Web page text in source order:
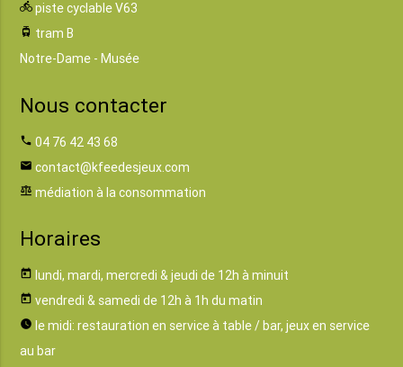
directions_bike piste cyclable V63
tram tram B
Notre-Dame - Musée
Nous contacter
phone 04 76 42 43 68
email contact@kfeedesjeux.com
balance médiation à la consommation
Horaires
today lundi, mardi, mercredi & jeudi de 12h à minuit
today vendredi & samedi de 12h à 1h du matin
watch_later le midi: restauration en service à table / bar, jeux en service
au bar